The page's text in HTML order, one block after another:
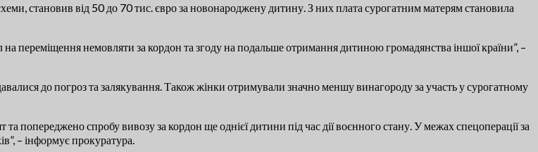
становив від 50 до 70 тис. євро за новонароджену дитину. З них плата сурогатним матерям становила
переміщення немовляти за кордон та згоду на подальше отримання дитиною громадянства іншої країни”, –
до погроз та залякування. Також жінки отримували значно меншу винагороду за участь у сурогатному
попереджено спробу вивозу за кордон ще однієї дитини під час дії воєнного стану. У межах спецоперації за
– інформує прокуратура.